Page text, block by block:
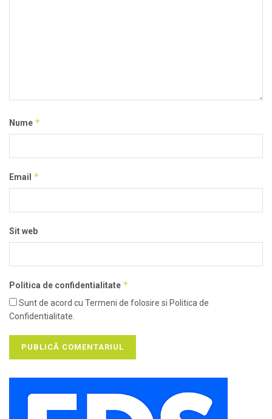
Nume *
Email *
Sit web
Politica de confidentialitate *
Sunt de acord cu Termeni de folosire si Politica de
Confidentialitate.